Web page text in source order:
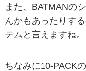
また、BATMANの
んかもあったりす
テムと言えますね。
ちなみに10-PACK